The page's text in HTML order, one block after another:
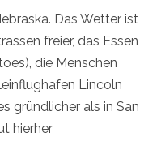
Das Wetter ist
freier, das Essen
die Menschen
Lincoln
gründlicher als in San
hierher